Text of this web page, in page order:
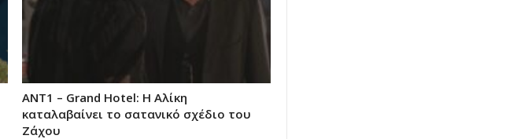
ΑΝΤ1 – Grand Hotel: Η Αλίκη
καταλαβαίνει το σατανικό σχέδιο του
Ζάχου